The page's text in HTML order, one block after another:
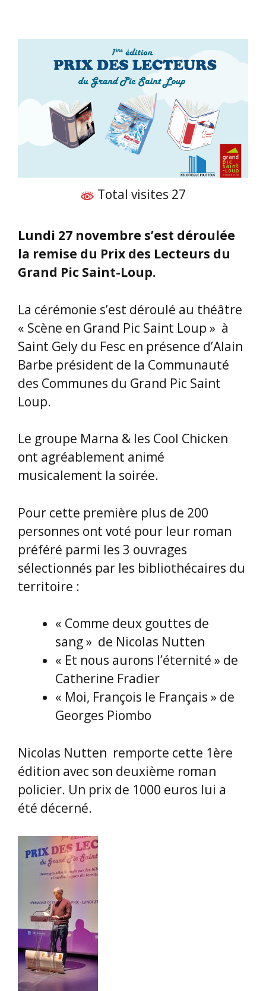
Total visites 27
Lundi 27 novembre s’est déroulée
la remise du Prix des Lecteurs du
Grand Pic Saint-Loup.
La cérémonie s’est déroulé au théâtre
« Scène en Grand Pic Saint Loup » à
Saint Gely du Fesc en présence d’Alain
Barbe président de la Communauté
des Communes du Grand Pic Saint
Loup.
Le groupe Marna & les Cool Chicken
ont agréablement animé
musicalement la soirée.
Pour cette première plus de 200
personnes ont voté pour leur roman
préféré parmi les 3 ouvrages
sélectionnés par les bibliothécaires du
territoire :
« Comme deux gouttes de
sang » de Nicolas Nutten
« Et nous aurons l’éternité » de
Catherine Fradier
« Moi, François le Français » de
Georges Piombo
Nicolas Nutten remporte cette 1ère
édition avec son deuxième roman
policier. Un prix de 1000 euros lui a
été décerné.